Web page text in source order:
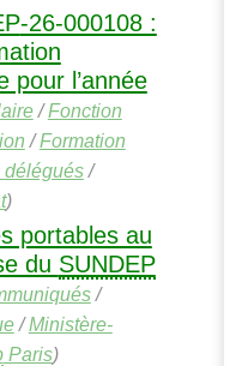
-26-000108 :
pour l’année
/Fonction
/Formation
délégués/
)
portables au
du SUNDEP
/
/Ministère-
Paris)